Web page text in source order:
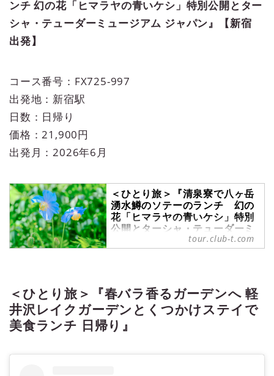
ンチ 幻の花「ヒマラヤの青いケシ」特別公開とター
シャ・テューダーミュージアム ジャパン』【新宿
出発】
コース番号：FX725-997
出発地：新宿駅
日数：日帰り
価格：21,900円
出発月：2026年6月
＜ひとり旅＞『清泉寮で八ヶ岳
湧水鱒のソテーのランチ 幻の
花「ヒマラヤの青いケシ」特別
公開とターシャ・テューダーミ
ュージアム ジャパン』【新
宿 出発】｜クラブツーリズム
ラヤの青いケシ」特別公開とターシ
ャ・テューダーミュージアム ジャ
パン』【新宿 出発】の紹介をして
います。ツアー・旅行のお申込なら
tour.club-t.com
＜ひとり旅＞『春バラ香るガーデンへ 軽
井沢レイクガーデンとくつかけステイで
美食ランチ 日帰り』